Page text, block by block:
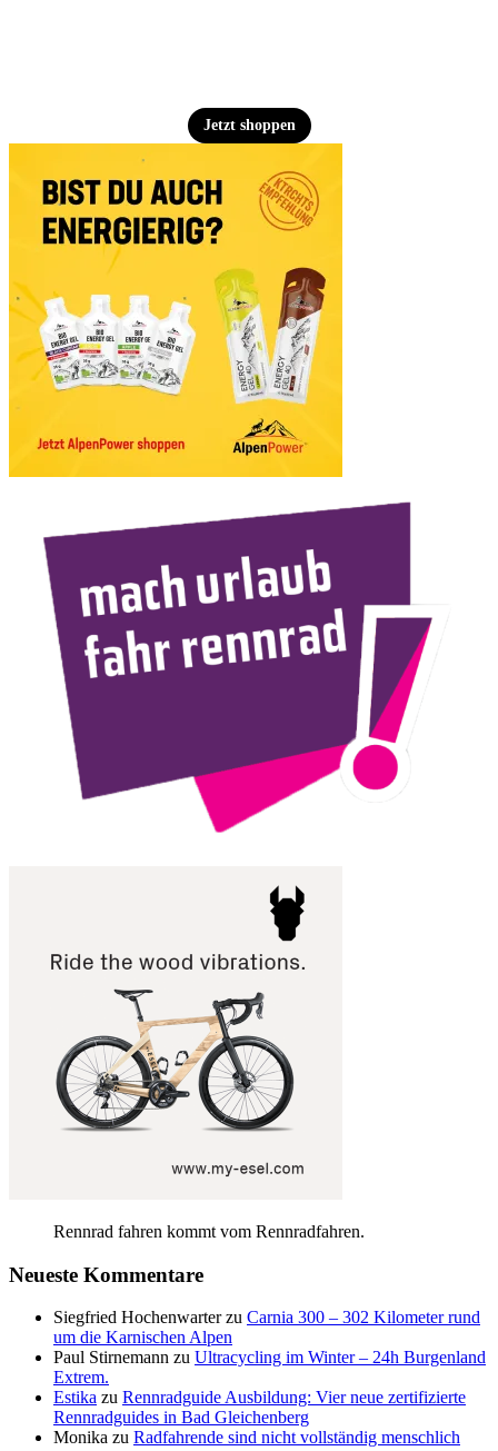
Jetzt shoppen
Rennrad fahren kommt vom Rennradfahren.
Neueste Kommentare
Siegfried Hochenwarterzu Carnia 300 – 302 Kilometer rund
um die Karnischen Alpen
Paul Stirnemann zu Ultracycling im Winter – 24h Burgenland
Extrem.
Estika zu Rennradguide Ausbildung: Vier neue zertifizierte
Rennradguides in Bad Gleichenberg
Monika zu Radfahrende sind nicht vollständig menschlich